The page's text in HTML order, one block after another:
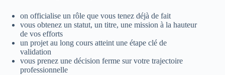
on officialise un rôle que vous tenez déjà de fait
vous obtenez un statut, un titre, une mission à la hauteur
de vos efforts
un projet au long cours atteint une étape clé de
validation
vous prenez une décision ferme sur votre trajectoire
professionnelle